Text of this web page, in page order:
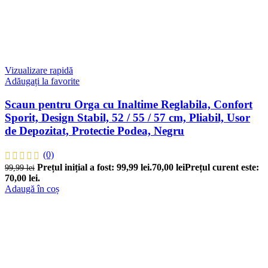
Vizualizare rapidă
Adăugați la favorite
Scaun pentru Orga cu Inaltime Reglabila, Confort
Sporit, Design Stabil, 52 / 55 / 57 cm, Pliabil, Usor
de Depozitat, Protectie Podea, Negru
(0)
99,99lei Prețul inițial a fost: 99,99 lei.70,00 leiPrețul curent este:
70,00 lei.
Adaugă în coș